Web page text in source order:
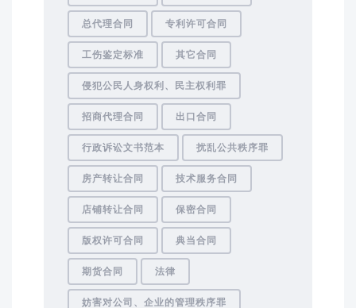
总代理合同 专利许可合同
工伤鉴定标准 其它合同
侵犯公民人身权利、民主权利罪
招商代理合同 出口合同
行政诉讼文书范本 扰乱公共秩序罪
房产转让合同 技术服务合同
店铺转让合同 保密合同
版权许可合同 典当合同
期货合同 法律
妨害对公司、企业的管理秩序罪